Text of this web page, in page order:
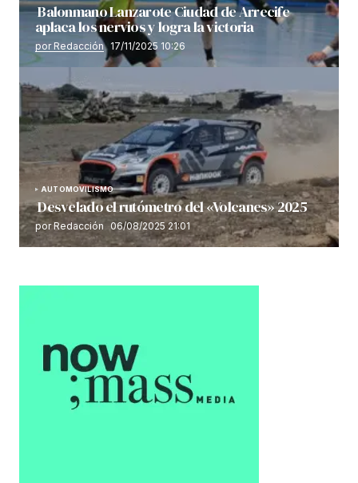
Balonmano Lanzarote Ciudad de Arrecife
aplaca los nervios y logra la victoria
por Redacción 17/11/2025 10:26
AUTOMOVILISMO
Desvelado el rutómetro del «Volcanes» 2025
por Redacción 06/08/2025 21:01